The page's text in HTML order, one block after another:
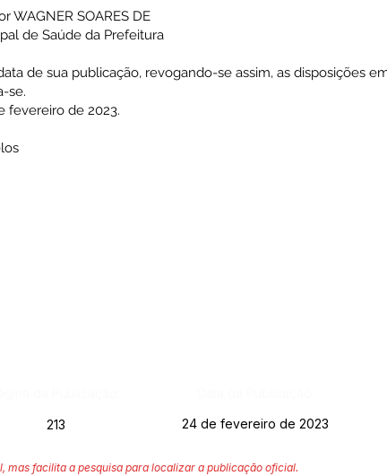
WAGNER SOARES DE
de Saúde da Prefeitura
de sua publicação, revogando-se assim, as disposições
se.
fevereiro de 2023.
213 24 de fevereiro de 2023
mas facilita a pesquisa para localizar a publicação oficial.